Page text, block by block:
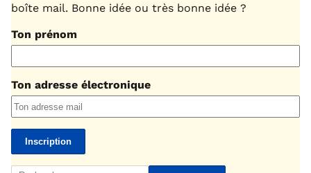
boîte mail. Bonne idée ou très bonne idée ?
Ton prénom
Ton adresse électronique